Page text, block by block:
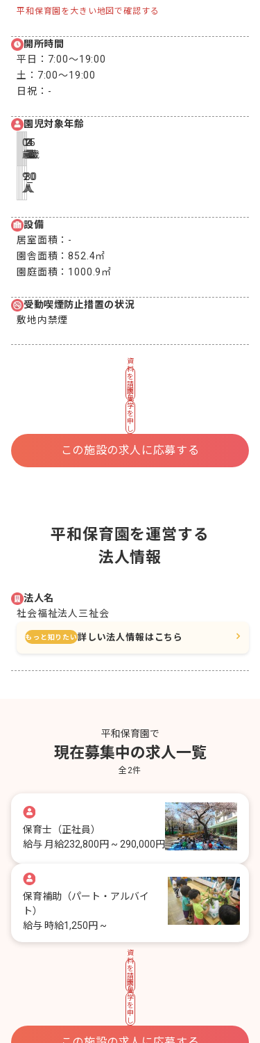
平和保育園を大きい地図で確認する
開所時間
平日： 7:00〜19:00
土： 7:00〜19:00
日祝： -
園児対象年齢
0
歳
1
歳
2
歳
3
歳
4
歳
5
歳
9
人
20
人
30
人
---
設備
居室面積： -
園舎面積：852.4㎡
園庭面積： 1000.9㎡
受動喫煙防止措置の状況
敷地内禁煙
資
料
を
請
求
す
る
園
見
学
を
申
し
む
この施設の求人に応募する
平和保育園を運営する
法人情報
法人名
社会福祉法人三祉会
もっと知りたい詳しい法人情報はこちら
平和保育園で
現在募集中の求人一覧
全2件
保育士 （正社員）
給与 月給232,800円 ~ 290,000円
保育補助 （パート・アルバイ
ト）
給与時給1,250円 ~
資
料
を
請
求
す
る
園
見
学
を
申
し
む